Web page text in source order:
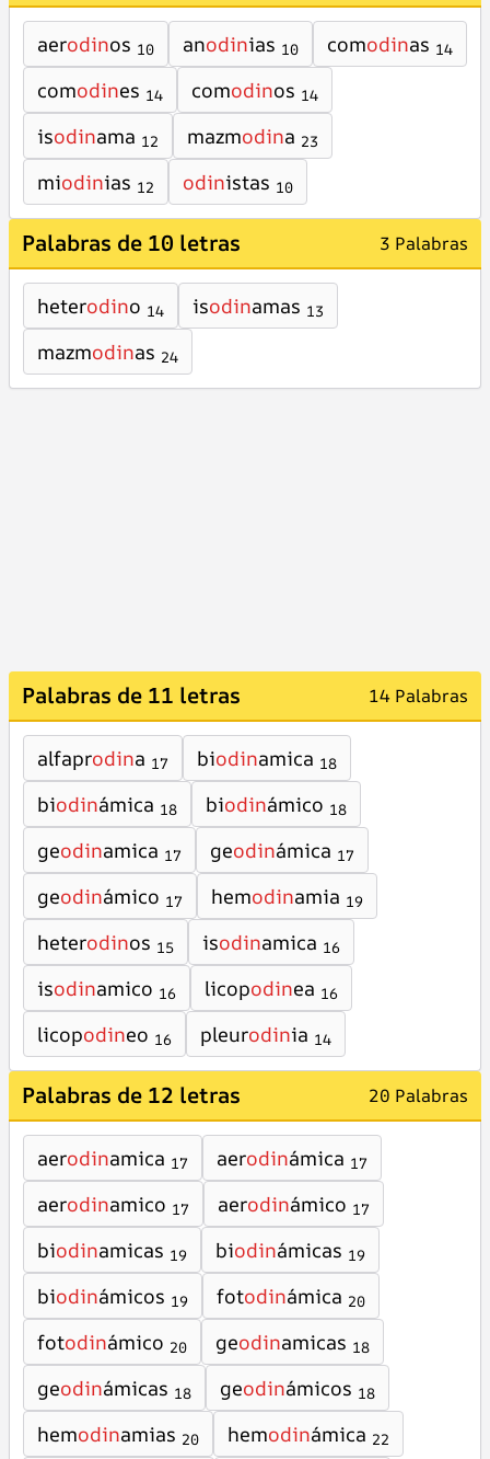
aerodinos 10 anodinias 10 comodinas 14
comodines 14 comodinos 14
isodinama 12 mazmodina 23
miodinias 12 odinistas 10
Palabras de 10 letras 3 Palabras
heterodino 14 isodinamas 13
mazmodinas 24
Palabras de 11 letras 14 Palabras
alfaprodina 17 biodinamica 18
biodinámica 18 biodinámico 18
geodinamica 17 geodinámica 17
geodinámico 17 hemodinamia 19
heterodinos 15 isodinamica 16
isodinamico 16 licopodinea 16
licopodineo 16 pleurodinia 14
Palabras de 12 letras 20 Palabras
aerodinamica 17 aerodinámica 17
aerodinamico 17 aerodinámico 17
biodinamicas 19 biodinámicas 19
biodinámicos 19 fotodinámica 20
fotodinámico 20 geodinamicas 18
geodinámicas 18 geodinámicos 18
hemodinamias 20 hemodinámica 22